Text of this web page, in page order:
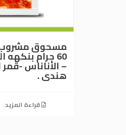
مسحوق مشروب
60 جرام
– الأناناس -
هندى .
قراءة المزيد